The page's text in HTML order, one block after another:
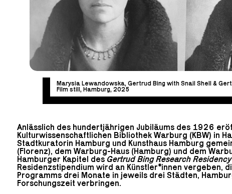
Marysia Lewandowska, Gertrud Bing with Snail Shell &
Film still, Hamburg, 2025
Anlässlich des hundertjährigen Jubiläums des 1926
Kulturwissenschaftlichen Bibliothek Warburg (KBW) in
Stadtkuratorin Hamburg und Kunsthaus Hamburg
(Florenz), dem Warburg-Haus (Hamburg) und dem
Hamburger Kapitel des Gertrud Bing Research Residency
Residenzstipendium wird an Künstler*innen vergeben,
Programms drei Monate in jeweils drei Städten,
Forschungszeit verbringen.